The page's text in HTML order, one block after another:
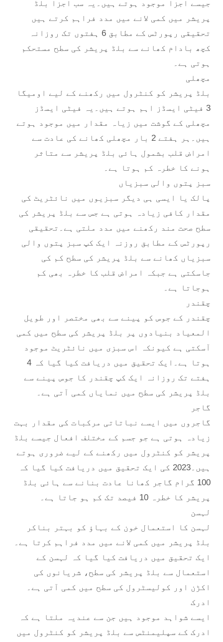
جیسے اجزا موجود ہوتے ہیں۔یہ سب اجزا بلڈ
پریشر میں کمی لانے میں مدد فراہم کرتے ہیں
تحقیقی رپورٹس کے مطابق 6 ہفتوں تک روزانہ
کچھ بادام کھانے سے بلڈ پریشر کی سطح مستحکم
ہوتی ہے۔
مچھلی
بلڈ پریشر کو کنٹرول میں رکھنے کے لیے اومیگا
3 فیٹی ایسڈز اہم ہوتے ہیں۔یہ فیٹی ایسڈز
مچھلی کے گوشت میں زیاہ مقدار میں موجود ہوتے
ہیں۔ہر ہفتے 2 بار مچھلی کھانے کی عادت سے
امراض قلب بشمول ہائی بلڈ پریشر سے متاثر
ہونے کا خطرہ کم ہوتا ہے۔
سبز پتوں والی سبزیاں
پالک یا ایسی ہی دیگر سبزیوں میں نائٹریٹ کی
مقدار کافی زیادہ ہوتی ہے جس سے بلڈ پریشر کی
سطح صحت مند رکھنے میں مدد ملتی ہے۔تحقیقی
رپورٹس کے مطابق روزنہ ایک کپ سبز پتوں والی
سبزیاں کھانے سے بلڈ پریشر کی سطح کم کی
جاسکتی ہے جبکہ امراض قلب کا خطرہ بھی کم
ہوجاتا ہے۔
چقندر
چقندر کے جوس کو پینے سے بھی مختصر اور طویل
المعیاد بنیادوں پر بلڈ پریشر کی سطح میں کمی
آسکتی ہے کیونکہ اس سبزی میں نائٹریٹ موجود
ہوتا ہے۔ایک تحقیق میں دریافت کیا گیا کہ 4
ہفتے تک روزانہ ایک کپ چقندر کا جوس پینے سے
بلڈ پریشر کی سطح میں نمایاں کمی آتی ہے۔
گاجر
گاجروں میں ایسے نباتاتی مرکبات کی مقدار بہت
زیادہ ہوتی ہے جو جسم کے مختلف افعال جیسے بلڈ
پریشر کو کنٹرول میں رکھنے کے لیے ضروری ہوتے
ہیں۔2023 کی ایک تحقیق میں دریافت کیا گیا کہ
100 گرام گاجر کھانا عادت بنانے سے ہائی بلڈ
پریشر کا خطرہ 10 فیصد تک کم ہو جاتا ہے۔
لہسن
لہسن کا استعمال خون کے بہاؤ کو بہتر بناکر
بلڈ پریشر میں کمی لانے میں مدد فراہم کرتا ہے۔
ایک تحقیق میں دریافت کیا گیا کہ لہسن کے
استعمال سے بلڈ پریشر کی سطح، شریانوں کی
اکڑن اور کولیسٹرول کی سطح میں کمی آتی ہے۔
ادرک
ایسے شواہد موجود ہیں جن سے عندیہ ملتا ہے کہ
ادرک کے سپلیمنٹس سے بلڈ پریشر کو کنٹرول میں